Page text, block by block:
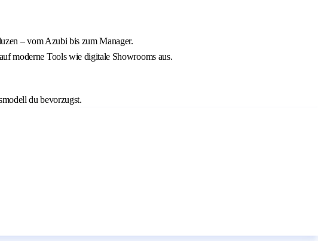
– vom Azubi bis zum Manager.
moderne Tools wie digitale Showrooms aus.
du bevorzugst.